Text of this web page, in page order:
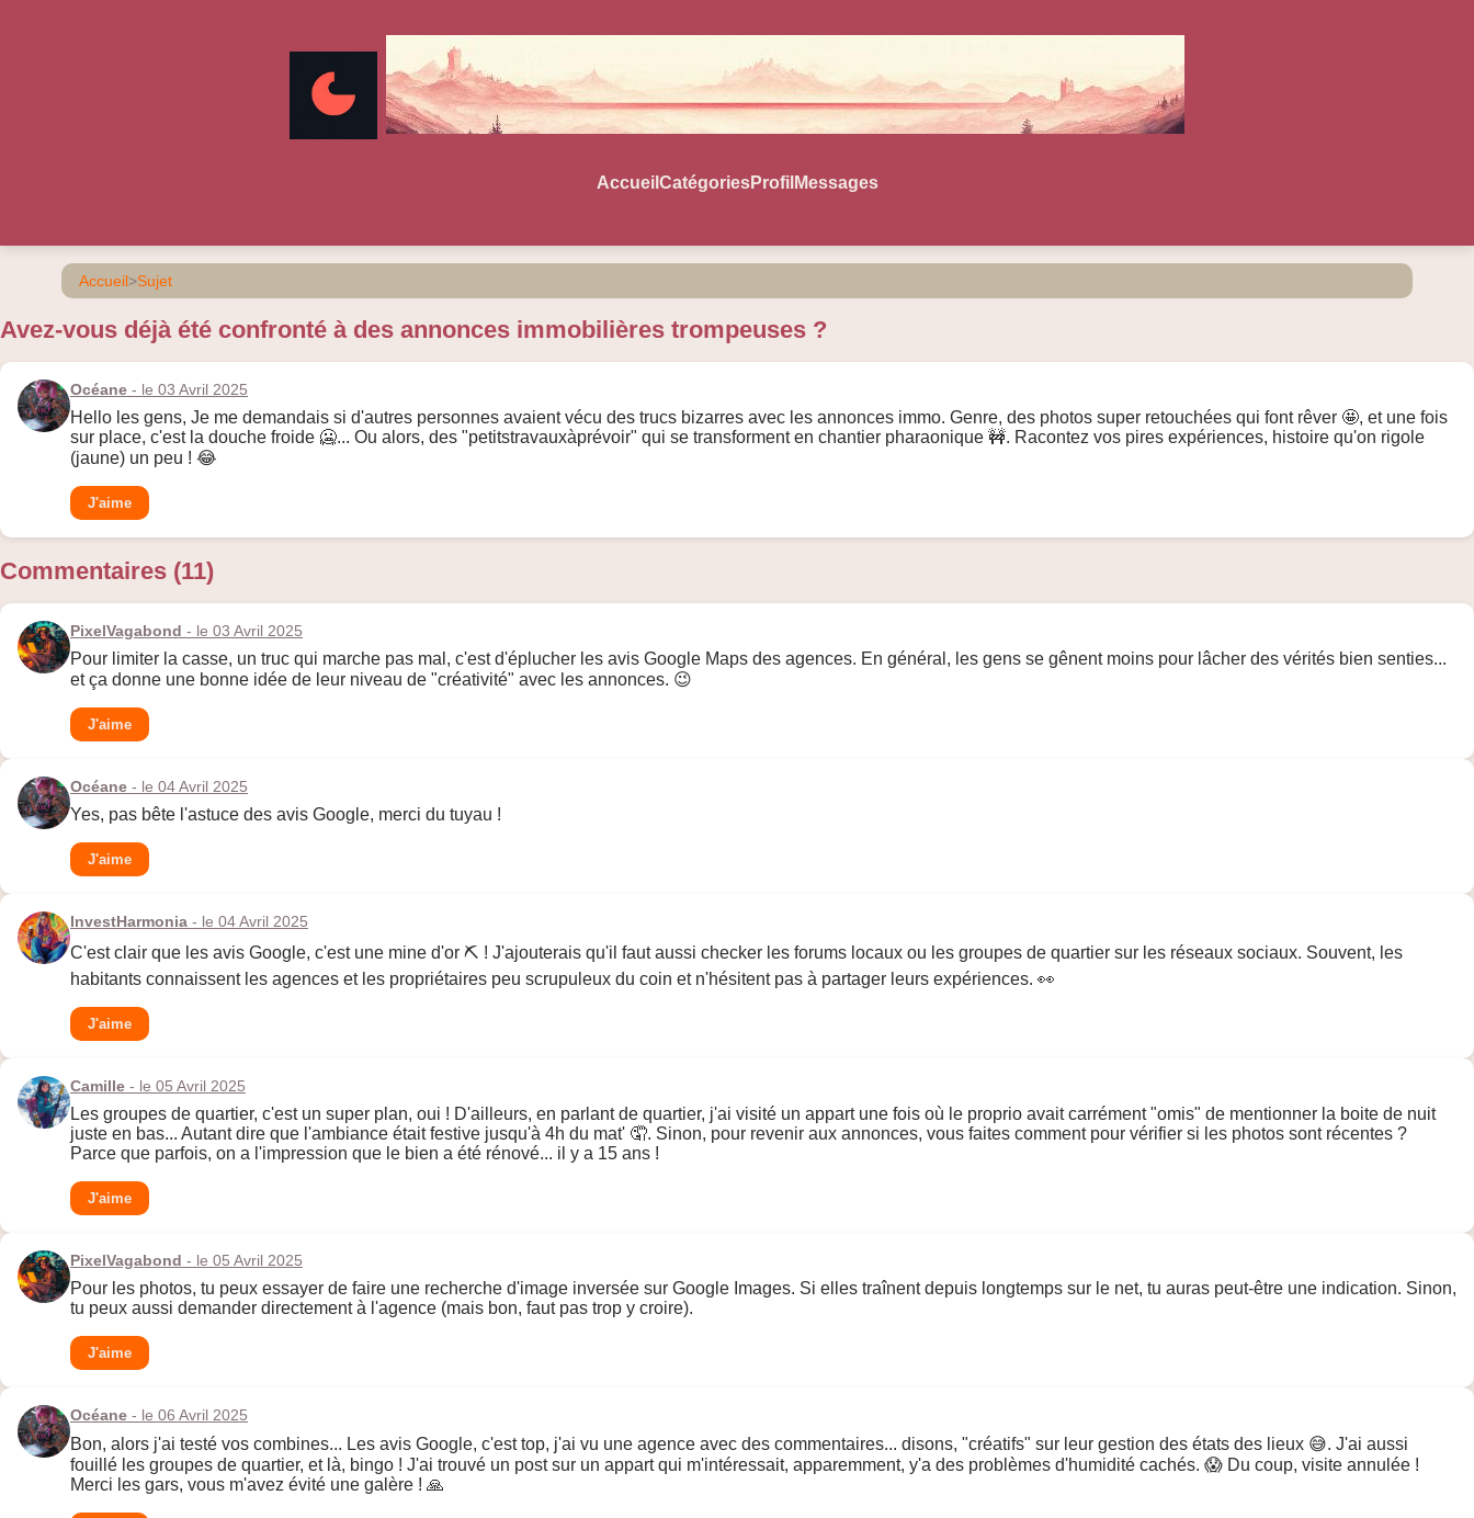
Accueil CatégoriesProfil Messages
Accueil>Sujet
Avez-vous déjà été confronté à des annonces immobilières trompeuses ?
Océane - le 03 Avril 2025
Hello les gens, Je me demandais si d'autres personnes avaient vécu des trucs bizarres avec les annonces immo. Genre, des photos super retouchées qui font rêver 🤩, et une fois
sur place, c'est la douche froide 🥶... Ou alors, des "petitstravauxàprévoir" qui se transforment en chantier pharaonique 🚧. Racontez vos pires expériences, histoire qu'on rigole
(jaune) un peu ! 😂
J'aime
Commentaires (11)
PixelVagabond - le 03 Avril 2025
Pour limiter la casse, un truc qui marche pas mal, c'est d'éplucher les avis Google Maps des agences. En général, les gens se gênent moins pour lâcher des vérités bien senties...
et ça donne une bonne idée de leur niveau de "créativité" avec les annonces. 😉
J'aime
Océane - le 04 Avril 2025
Yes, pas bête l'astuce des avis Google, merci du tuyau !
J'aime
InvestHarmonia - le 04 Avril 2025
C'est clair que les avis Google, c'est une mine d'or ⛏️ ! J'ajouterais qu'il faut aussi checker les forums locaux ou les groupes de quartier sur les réseaux sociaux. Souvent, les
habitants connaissent les agences et les propriétaires peu scrupuleux du coin et n'hésitent pas à partager leurs expériences. 👀
J'aime
Camille - le 05 Avril 2025
Les groupes de quartier, c'est un super plan, oui ! D'ailleurs, en parlant de quartier, j'ai visité un appart une fois où le proprio avait carrément "omis" de mentionner la boite de nuit
juste en bas... Autant dire que l'ambiance était festive jusqu'à 4h du mat' 🤦. Sinon, pour revenir aux annonces, vous faites comment pour vérifier si les photos sont récentes ?
Parce que parfois, on a l'impression que le bien a été rénové... il y a 15 ans !
J'aime
PixelVagabond - le 05 Avril 2025
Pour les photos, tu peux essayer de faire une recherche d'image inversée sur Google Images. Si elles traînent depuis longtemps sur le net, tu auras peut-être une indication. Sinon,
tu peux aussi demander directement à l'agence (mais bon, faut pas trop y croire).
J'aime
Océane - le 06 Avril 2025
Bon, alors j'ai testé vos combines... Les avis Google, c'est top, j'ai vu une agence avec des commentaires... disons, "créatifs" sur leur gestion des états des lieux 😅. J'ai aussi
fouillé les groupes de quartier, et là, bingo ! J'ai trouvé un post sur un appart qui m'intéressait, apparemment, y'a des problèmes d'humidité cachés. 😱 Du coup, visite annulée !
Merci les gars, vous m'avez évité une galère ! 🙏